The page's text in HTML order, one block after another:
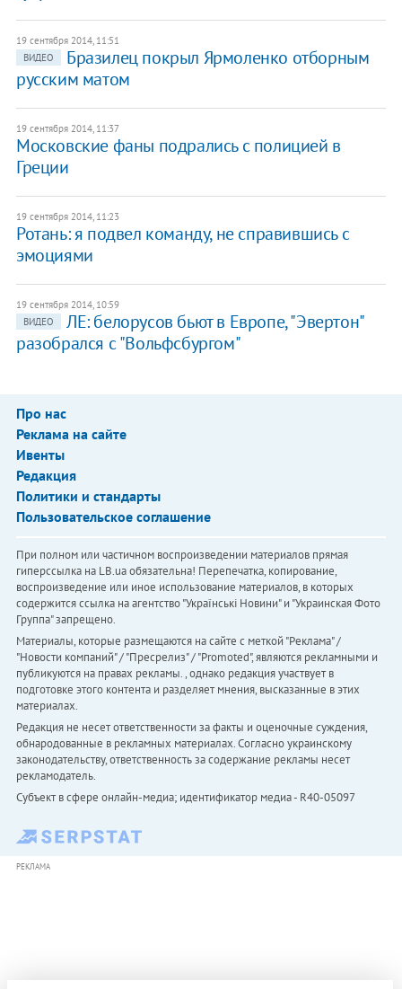
19 сентября 2014, 11:51
ВИДЕО
Бразилец покрыл Ярмоленко отборным
русским матом
19 сентября 2014, 11:37
Московские фаны подрались с полицией в
Греции
19 сентября 2014, 11:23
Ротань: я подвел команду, не справившись с
эмоциями
19 сентября 2014, 10:59
ВИДЕО
ЛЕ: белорусов бьют в Европе, "Эвертон"
разобрался с "Вольфсбургом"
Про нас
Реклама на сайте
Ивенты
Редакция
Политики и стандарты
Пользовательское соглашение
При полном или частичном воспроизведении материалов прямая
гиперссылка на LB.ua обязательна! Перепечатка, копирование,
воспроизведение или иное использование материалов, в которых
содержится ссылка на агентство "Українськi Новини" и "Украинская Фото
Группа" запрещено.
Материалы, которые размещаются на сайте с меткой "Реклама" /
"Новости компаний" / "Пресрелиз" / "Promoted", являются рекламными и
публикуются на правах рекламы. , однако редакция участвует в
подготовке этого контента и разделяет мнения, высказанные в этих
материалах.
Редакция не несет ответственности за факты и оценочные суждения,
обнародованные в рекламных материалах. Согласно украинскому
законодательству, ответственность за содержание рекламы несет
рекламодатель.
Субъект в сфере онлайн-медиа; идентификатор медиа - R40-05097
РЕКЛАМА